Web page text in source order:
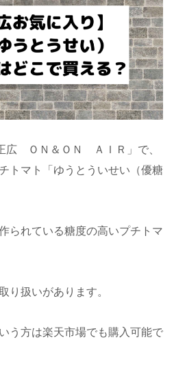
広 ＯＮ＆ＯＮ ＡＩＲ」で、
トマト「ゆうとういせい（優糖
られている糖度の高いプチトマ
り扱いがあります。
う方は楽天市場でも購入可能で